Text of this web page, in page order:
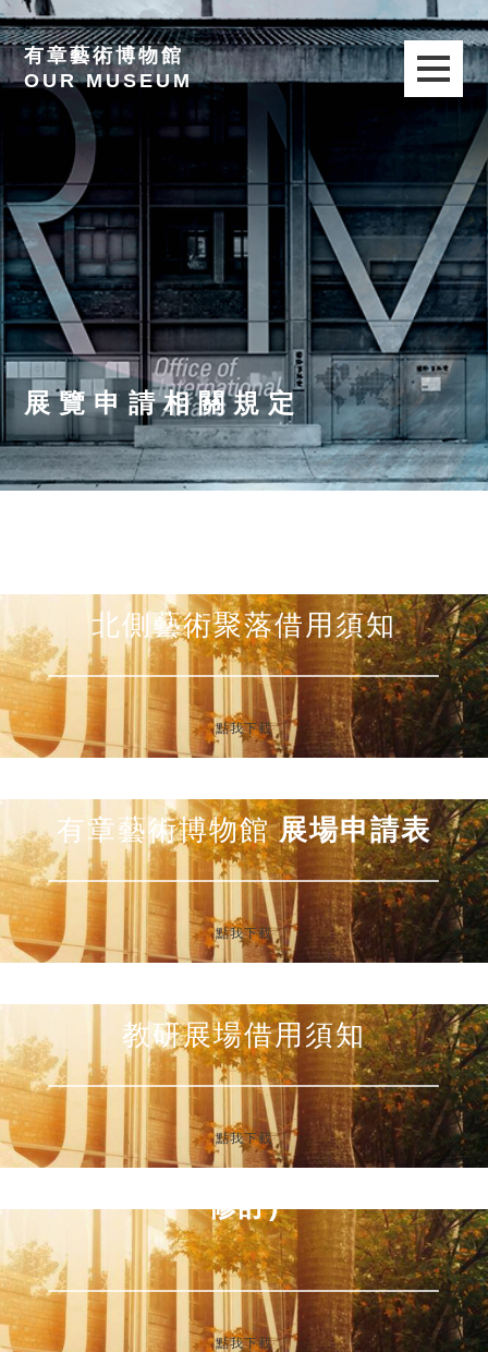
有章藝術博物館
OUR MUSEUM
展覽申請相關規定
北側藝術聚落借用須知
點我下載
有章藝術博物館展場申請表
點我下載
教研展場借用須知
點我下載
展覽場地使用管理要點(112.07.15
修訂)
點我下載